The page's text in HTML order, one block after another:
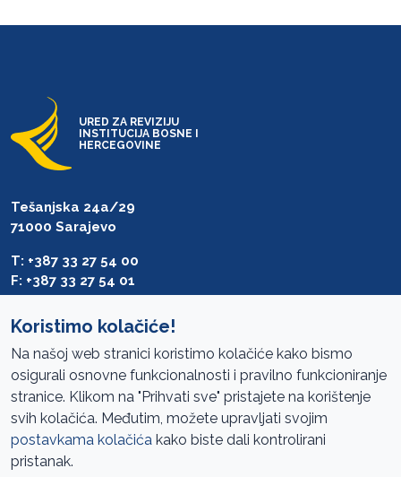
URED ZA REVIZIJU
INSTITUCIJA BOSNE I
HERCEGOVINE
Tešanjska 24a/29
71000 Sarajevo
T: +387 33 27 54 00
F: +387 33 27 54 01
Pristup informacijama
Mapa sajta
Oglasi
Koristimo kolačiće!
Na našoj web stranici koristimo kolačiće kako bismo
osigurali osnovne funkcionalnosti i pravilno funkcioniranje
stranice. Klikom na "Prihvati sve" pristajete na korištenje
svih kolačića. Međutim, možete upravljati svojim
postavkama kolačića kako biste dali kontrolirani
pristanak.